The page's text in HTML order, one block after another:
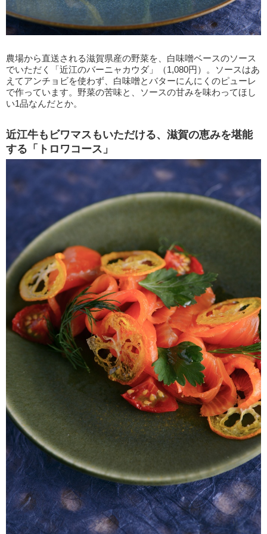
農場から直送される滋賀県産の野菜を、白味噌ベースのソース
でいただく「近江のバーニャカウダ」（1,080円）。ソースはあ
えてアンチョビを使わず、白味噌とバターにんにくのピューレ
で作っています。野菜の苦味と、ソースの甘みを味わってほし
い1品なんだとか。
近江牛もビワマスもいただける、滋賀の恵みを堪能
する「トロワコース」